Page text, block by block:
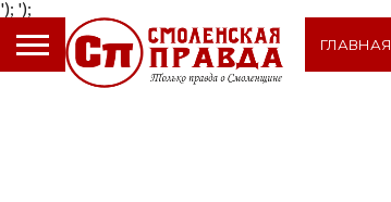
');
ГЛАВНАЯ
');